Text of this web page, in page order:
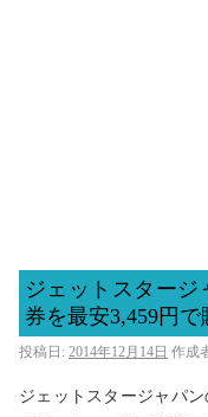
ジェットスター
券を最安3,459円で
投稿日: 2014年12月14日 作成
ジェットスタージャパ